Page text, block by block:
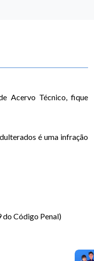
Acervo Técnico, fique
é uma infração
do Código Penal)